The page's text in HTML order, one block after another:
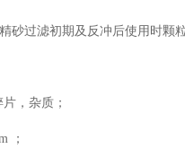
砂过滤初期及反冲后使用时颗
，杂质；
；